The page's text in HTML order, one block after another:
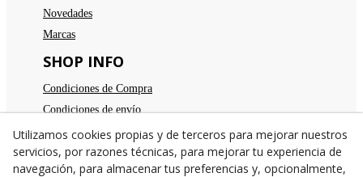
Novedades
Marcas
SHOP INFO
Condiciones de Compra
Condiciones de envío
Devoluciones
Aviso legal
Política de privacidad
Utilizamos cookies propias y de terceros para mejorar nuestros
servicios, por razones técnicas, para mejorar tu experiencia de
navegación, para almacenar tus preferencias y, opcionalmente,